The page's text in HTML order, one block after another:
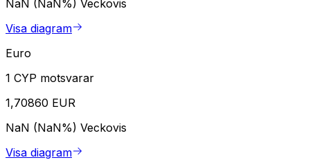
NaN (NaN%) Veckovis
Visa diagram
Euro
1 CYP motsvarar
1,70860 EUR
NaN (NaN%) Veckovis
Visa diagram